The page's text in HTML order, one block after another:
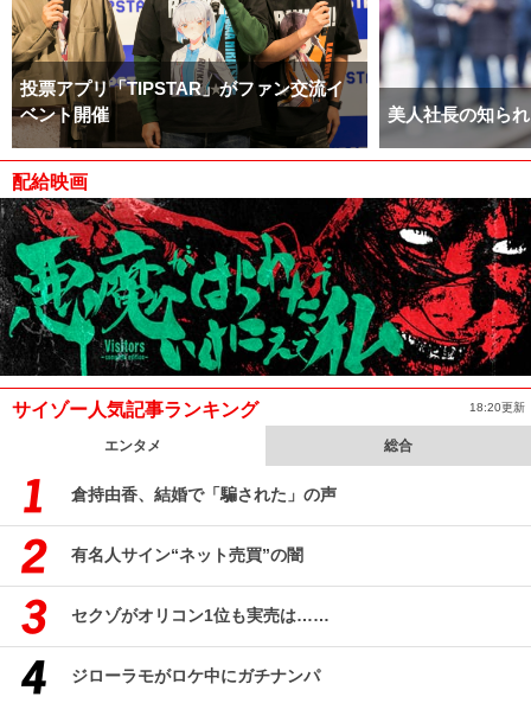
投票アプリ「TIPSTAR」がファン交流イ
ベント開催
美人社長の知ら
配給映画
サイゾー人気記事ランキング 18:20更新
エンタメ 総合
倉持由香、結婚で「騙された」の声
有名人サイン“ネット売買”の闇
セクゾがオリコン1位も実売は……
ジローラモがロケ中にガチナンパ